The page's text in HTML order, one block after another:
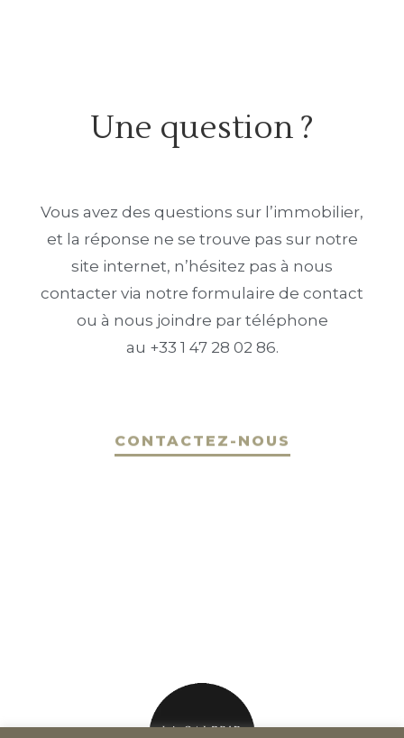
Une question ?
Vous avez des questions sur l’immobilier,
et la réponse ne se trouve pas sur notre
site internet, n’hésitez pas à nous
contacter via notre formulaire de contact
ou à nous joindre par téléphone
au +33 1 47 28 02 86.
CONTACTEZ-NOUS